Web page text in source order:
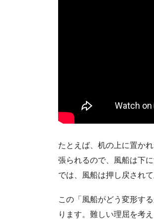
たとえば、机の上に置か
張られるので、風船は下
では、風船は押し戻され
この「風船がどう変形す
ります。難しい理屈を考